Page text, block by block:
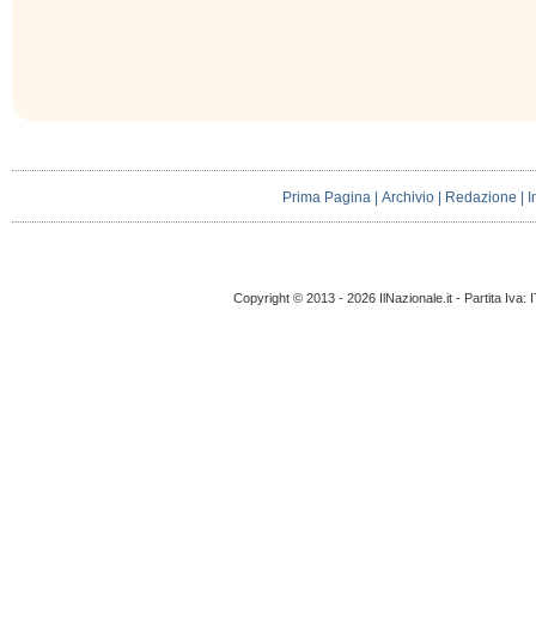
Prima Pagina |Archivio | Redazione |
Copyright © 2013 - 2026 IlNazionale.it - Partita Iva: